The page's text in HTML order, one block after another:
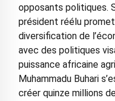
opposants politiques.
président réélu
diversification de
avec des politiques
puissance africaine
Muhammadu Buhari
créer quinze millions